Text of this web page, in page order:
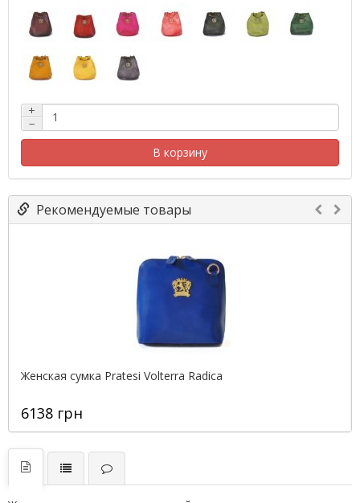
+
−
В корзину
Рекомендуемые товары
Женская сумка Pratesi Volterra Radica
6138 грн